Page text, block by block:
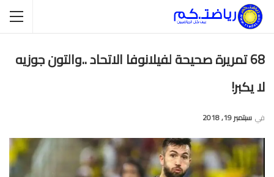
68 تمريرة صحيحة لفيلانوفا الاتحاد ..والتون جوزيه
لا يكبر!
في سبتمبر 19, 2018